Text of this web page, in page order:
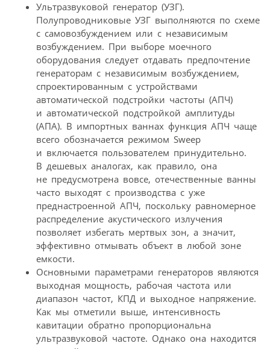
Ультразвуковой генератор (УЗГ).
Полупроводниковые УЗГ выполняются по схеме
с самовозбуждением или с независимым
возбуждением. При выборе моечного
оборудования следует отдавать предпочтение
генераторам с независимым возбуждением,
спроектированным с устройствами
автоматической подстройки частоты (АПЧ)
и автоматической подстройкой амплитуды
(АПА). В импортных ваннах функция АПЧ чаще
всего обозначается режимом Sweep
и включается пользователем принудительно.
В дешевых аналогах, как правило, она
не предусмотрена вовсе, отечественные ванны
часто выходят с производства с уже
преднастроенной АПЧ, поскольку равномерное
распределение акустического излучения
позволяет избегать мертвых зон, а значит,
эффективно отмывать объект в любой зоне
емкости.
Основными параметрами генераторов являются
выходная мощность, рабочая частота или
диапазон частот, КПД и выходное напряжение.
Как мы отметили выше, интенсивность
кавитации обратно пропорциональна
ультразвуковой частоте. Однако она находится